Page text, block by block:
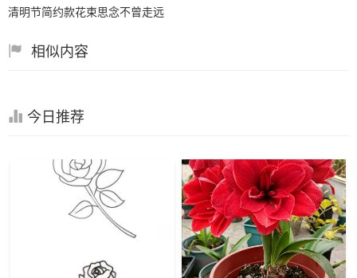
清明节简约款花束思念不曾走远
相似内容
今日推荐